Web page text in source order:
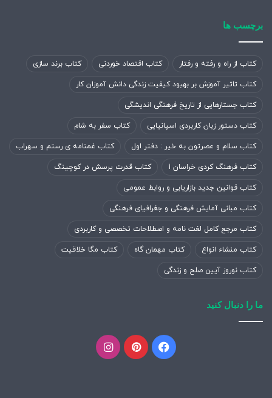
برچسب ها
کتاب از راه و رفته و رفتار کتاب اقتصاد خوردنی کتاب برند سازی
کتاب تاثیر آموزش بر بهبود کیفیت زندگی دانش آموزان کار
کتاب جستارهایی از تاریخ فرهنگی اندیشگی
کتاب دستور زبان کاربردی اسپانیایی کتاب سفر به شام
کتاب سلام و عصرتون به خیر : دفتر اول کتاب غمنامه ی رستم و سهراب
کتاب فرهنگ کردی خراسان 1 کتاب قدرت پرسش در کوچینگ
کتاب قوانین جدید بازاریابی و روابط عمومی
کتاب مبانی آمایش فرهنگی و جغرافیای فرهنگی
کتاب مرجع کامل لغت نامه و اصطلاحات تخصصی و کاربردی
کتاب منشاء انواع کتاب مهمان گاه کتاب مگا خلاقیت
کتاب نوروز آیین صلح و زندگی
ما را دنبال کنید
فیسبوکپینتریستاینستاگرام